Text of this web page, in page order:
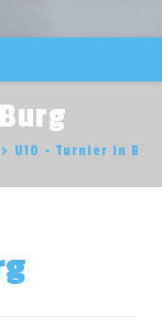
> U10 – Turnier in